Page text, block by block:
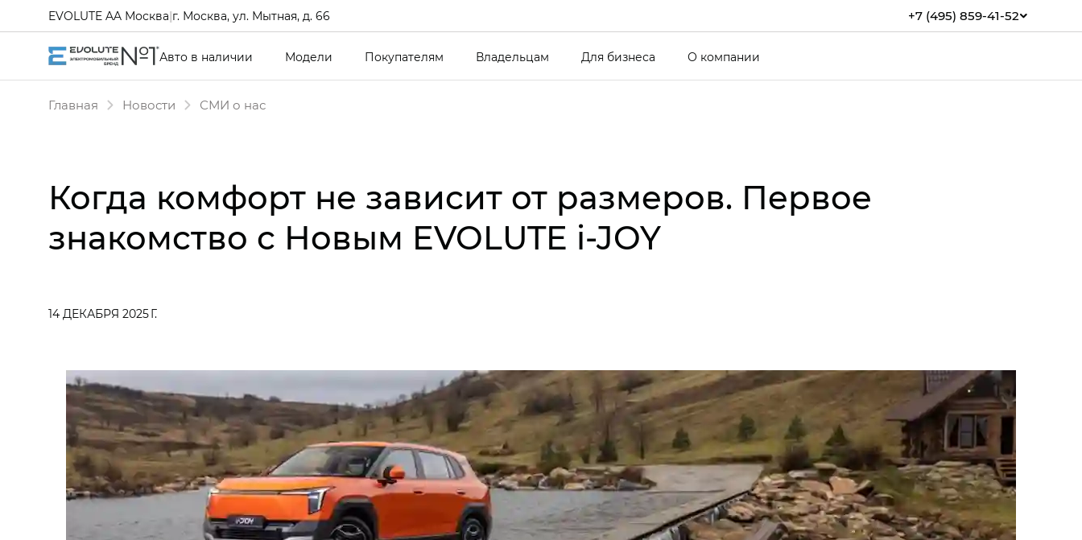
+7 (495) 859-41-52
EVOLUTE AA Москва|г. Москва, ул. Мытная, д. 66
Авто в наличии Модели Покупателям Владельцам Для бизнеса О компании
Главная Новости СМИ о нас
Когда комфорт не зависит от размеров. Первое
знакомство с Новым EVOLUTE i‑JOY
14 ДЕКАБРЯ 2025 Г.